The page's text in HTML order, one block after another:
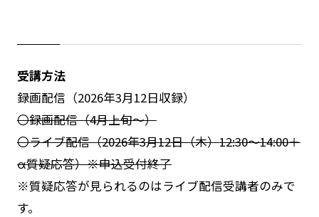
受講方法
録画配信（2026年3月12日収録）
〇録画配信（4月上旬～）
〇ライブ配信（2026年3月12日（木）12:30～14:00＋
α質疑応答）※申込受付終了
※質疑応答が見られるのはライブ配信受講者のみで
す。